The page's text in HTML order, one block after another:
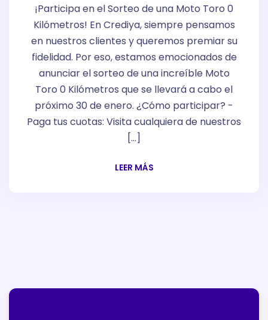
¡Participa en el Sorteo de una Moto Toro 0
Kilómetros! En Crediya, siempre pensamos
en nuestros clientes y queremos premiar su
fidelidad. Por eso, estamos emocionados de
anunciar el sorteo de una increíble Moto
Toro 0 Kilómetros que se llevará a cabo el
próximo 30 de enero. ¿Cómo participar? -
Paga tus cuotas: Visita cualquiera de nuestros
[…]
LEER MÁS